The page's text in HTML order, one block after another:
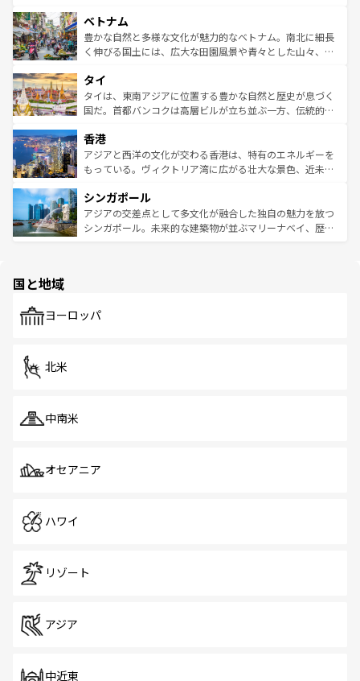
参照してほしい。
容にもいいと評判のスイーツなど、バラエティ豊かな料理
が味わえる。 なお、新着の台湾情報は コンテンツ一覧を参
照してほしい。
き、地方に足を延ばせば四季折々の自然美を楽しむことが
できる。そして、キムチや焼肉、絶品のストリートフード
まで、さまざまな韓国料理が待っている。夜には、韓国な
リティに包まれながら、韓国の多彩な魅力を心ゆくまで味
わってみてほしい。 なお、新着の韓国情報はコンテンツ一
覧を参照してほしい。
ベトナム
豊かな自然と多様な文化が魅力的なベトナム。南北に細長
く伸びる国土には、広大な田園風景や青々とした山々、世
急速な発展と共に伝統が息づく。ハノイの古い町並みやホ
ーチミン市のフランス統治時代の建物も、独特の雰囲気を
醸し出している。また、バラエティの豊かさとおいしさで
とつ。フォーやバインミー、ベトナムコーヒーなどは、ぜ
ひ現地で味わいたい。どの地域を訪れてもあたたかい人々
が旅行者を迎えてくれるので、きっと忘れられない旅にな
参照してほしい。
タイ
タイは、東南アジアに位置する豊かな自然と歴史が息づく
国だ。首都バンコクは高層ビルが立ち並ぶ一方、伝統的な
の活気が交差している。北部ではチェンマイなどの山岳地
帯で自然と触れ合い、南部ではプーケットやクラビの美し
いビーチでリゾート気分を楽しむことができる。タイ料理
激する。気候は一年中温暖で、どの季節にも異なる楽しみ
が待っている。親しみやすいタイの人々、仏教を中心とし
た文化、そして多様な観光資源が、訪れる旅人を魅了し続
香港
アジアと西洋の文化が交わる香港は、特有のエネルギーを
もっている。ヴィクトリア湾に広がる壮大な景色、近未来
み、どこを訪れても感動するはず。観光スポットが密集し
ており、効率よく見どころを回れるのも魅力。息をのむよ
うな絶景から文化的な体験まで、香港を存分に楽しみ尽く
シンガポール
アジアの交差点として多文化が融合した独自の魅力を放つ
シンガポール。未来的な建築物が並ぶマリーナベイ、歴史
で、ホーカーズは地元の風情を楽しめる外せないスポット
国と地域
ヨーロッパ
北米
中南米
オセアニア
ハワイ
リゾート
アジア
中近東